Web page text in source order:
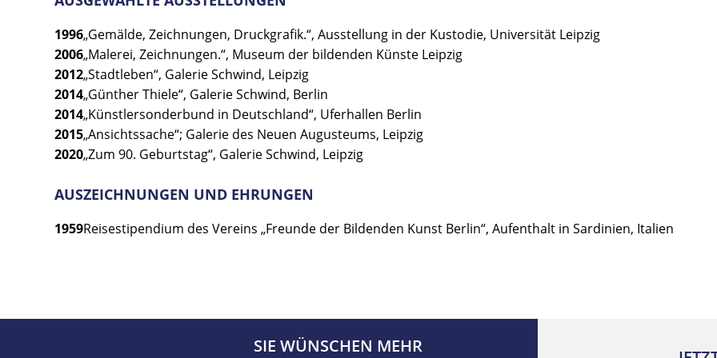
1996„Gemälde, Zeichnungen, Druckgrafik.“, Ausstellung in der Kustodie, Universität Leipzig
2006„Malerei, Zeichnungen.“, Museum der bildenden Künste Leipzig
2012„Stadtleben“, Galerie Schwind, Leipzig
2014„Günther Thiele“, Galerie Schwind, Berlin
2014„Künstlersonderbund in Deutschland“, Uferhallen Berlin
2015„Ansichtssache“; Galerie des Neuen Augusteums, Leipzig
2020„Zum 90. Geburtstag“, Galerie Schwind, Leipzig
AUSZEICHNUNGEN UND EHRUNGEN
1959Reisestipendium des Vereins „Freunde der Bildenden Kunst Berlin“, Aufenthalt in Sardinien, Italien
SIE WÜNSCHEN MEHR